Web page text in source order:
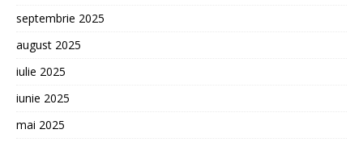
septembrie 2025
august 2025
iulie 2025
iunie 2025
mai 2025